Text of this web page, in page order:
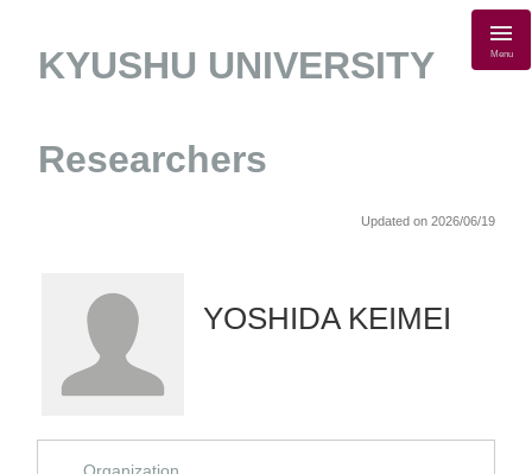
KYUSHU UNIVERSITY
Researchers
Menu
Updated on 2026/06/19
YOSHIDA KEIMEI